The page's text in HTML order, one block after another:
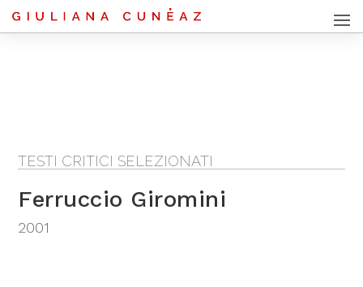
TESTI CRITICI SELEZIONATI
Ferruccio Giromini
2001